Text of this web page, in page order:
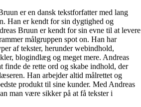
er en dansk tekstforfatter med lang
Han er kendt for sin dygtighed og
Bruun er kendt for sin evne til at levere
målgruppen spot on. Han har
af tekster, herunder webindhold,
blogindlæg og meget mere. Andreas
finde de rette ord og skabe indhold, der
Han arbejder altid målrettet og
produkt til sine kunder. Med Andreas
man være sikker på at få tekster i